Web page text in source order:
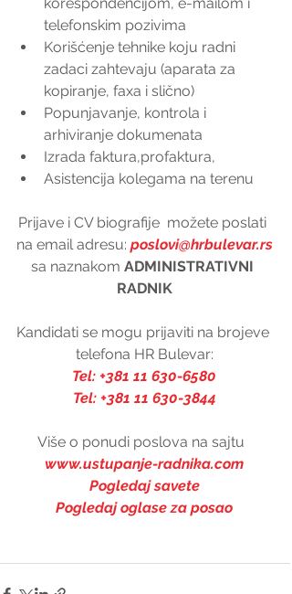
telefonskim pozivima
Korišćenje tehnike koju radni
zadaci zahtevaju (aparata za
kopiranje, faxa i slično)
Popunjavanje, kontrola i
arhiviranje dokumenata
Izrada faktura,profaktura,
Asistencija kolegama na terenu
Prijave i CV biografije  možete poslati
na email adresu: poslovi@hrbulevar.rs
sa naznakom ADMINISTRATIVNI
RADNIK
Kandidati se mogu prijaviti na brojeve
telefona HR Bulevar:
Tel: +381 11 630-6580
Tel: +381 11 630-3844
Više o ponudi poslova na sajtu
www.ustupanje-radnika.com
Pogledaj savete
Pogledaj oglase za posao